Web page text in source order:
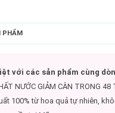
PHẨM
với các sản phẩm cùng
NƯỚC GIẢM CÂN TRONG 48
100% từ hoa quả tự nhiên,